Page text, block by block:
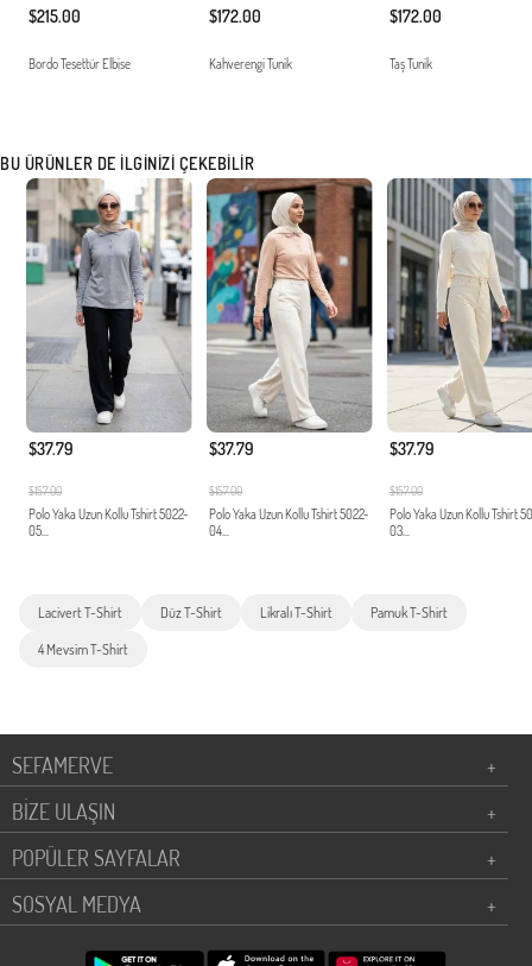
$215.00
Bordo Tesettür Elbise
$172.00
Kahverengi Tunik
$172.00
Taş Tunik
BU ÜRÜNLER DE İLGINIZI ÇEKEBILIR
$37.79
$157.00
Polo Yaka Uzun Kollu Tshirt 5022-
05...
$37.79
$157.00
Polo Yaka Uzun Kollu Tshirt 5022-
04...
$37.79
$157.00
Polo Yaka Uzun Kollu Tshirt
03...
Lacivert T-Shirt Düz T-Shirt Likralı T-Shirt Pamuk T-Shirt
4 Mevsim T-Shirt
SEFAMERVE
+
BİZE ULAŞIN
+
POPÜLER SAYFALAR
+
SOSYAL MEDYA
+